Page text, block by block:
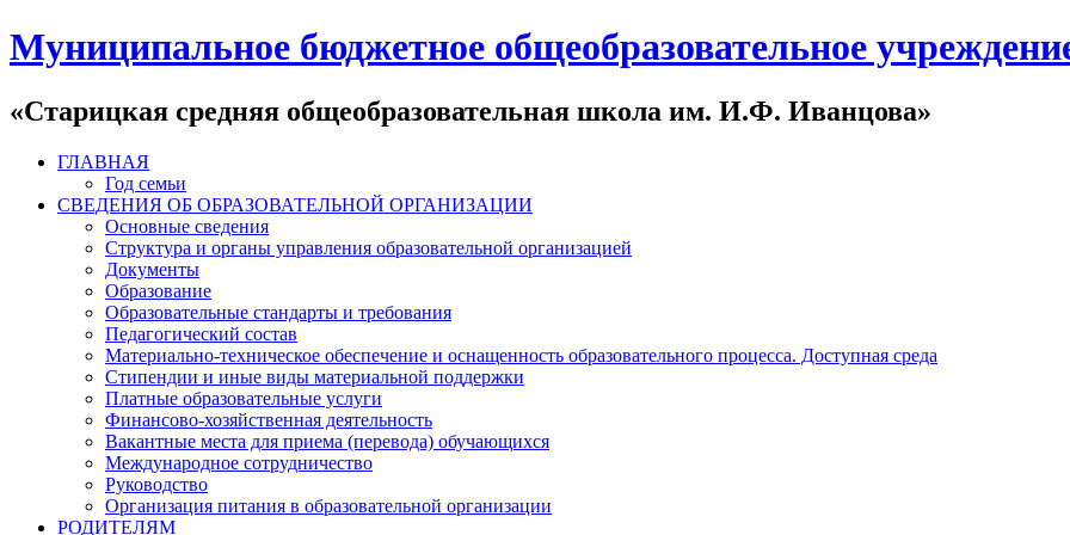
Муниципальное бюджетное общеобразовательное
«Старицкая средняя общеобразовательная школа им. И.Ф. Иванцова»
ГЛАВНАЯ
Год семьи
СВЕДЕНИЯ ОБ ОБРАЗОВАТЕЛЬНОЙ ОРГАНИЗАЦИИ
Основные сведения
Структура и органы управления образовательной организацией
Документы
Образование
Образовательные стандарты и требования
Педагогический состав
Материально-техническое обеспечение и оснащенность образовательного процесса. Доступная среда
Стипендии и иные виды материальной поддержки
Платные образовательные услуги
Финансово-хозяйственная деятельность
Вакантные места для приема (перевода) обучающихся
Международное сотрудничество
Руководство
Организация питания в образовательной организации
РОДИТЕЛЯМ